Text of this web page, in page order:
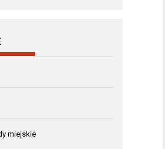
miejskie